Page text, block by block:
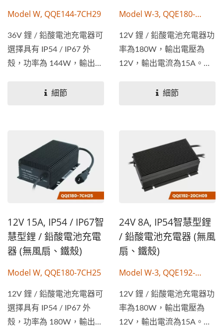
Model W, QQE144-7CH29
36V 鋰 / 鉛酸電池充電器可
選擇具有 IP54 / IP67 外
殼，功率為 144W，輸出電
細節
Model W-3, QQE180-
12V 鋰 / 鉛酸電池充電器功
率為180W，輸出電壓為
12V，輸出電流為15A。具
細節
12V 15A, IP54 / IP67智
慧型鋰 / 鉛酸電池充電
器 (無風扇、鐵殼)
Model W, QQE180-7CH25
12V 鋰 / 鉛酸電池充電器可
選擇具有 IP54 / IP67 外
殼，功率為 180W，輸出電
24V 8A, IP54智慧型鋰
/ 鉛酸電池充電器 (無風
扇、鐵殼)
Model W-3, QQE192-
12V 鋰 / 鉛酸電池充電器功
率為180W，輸出電壓為
12V，輸出電流為15A。具